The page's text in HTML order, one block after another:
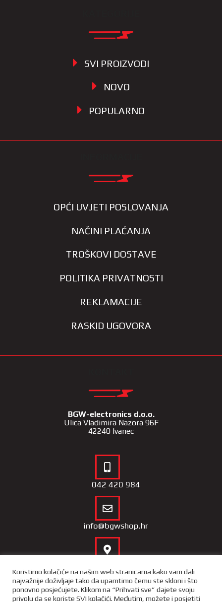
SVI PROIZVODI
NOVO
POPULARNO
OPĆI UVJETI POSLOVANJA
NAČINI PLAĆANJA
TROŠKOVI DOSTAVE
POLITIKA PRIVATNOSTI
REKLAMACIJE
RASKID UGOVORA
BGW-electronics d.o.o.
Ulica Vladimira Nazora 96F
42240 Ivanec
042 420 984
info@bgwshop.hr
Naša lokacija
Koristimo kolačiće na našim web stranicama kako vam dali
najvažnije doživljaje tako da upamtimo čemu ste skloni i što
ponovno posjećujete. Klikom na “Prihvati sve” dajete svoju
privolu da se koriste SVI kolačići. Međutim, možete i posjetiti